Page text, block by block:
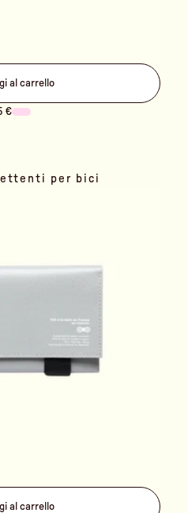
al carrello
€
per bici
al carrello